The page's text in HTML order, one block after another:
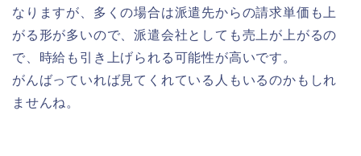
なりますが、多くの場合は派遣先からの請求単価も上
がる形が多いので、派遣会社としても売上が上がるの
で、時給も引き上げられる可能性が高いです。
がんばっていれば見てくれている人もいるのかもしれ
ませんね。